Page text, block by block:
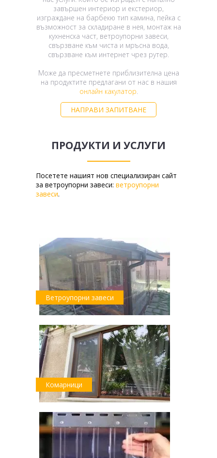
завършен интериор и екстериор,
изграждане на барбекю тип камина, пейка с
възможност за складиране в нея, монтаж на
кухненска част, ветроупорни завеси,
свързване към чиста и мръсна вода,
свързване към интернет чрез рутер.
Може да пресметнете приблизителна цена
на продуктите предлагани от нас в нашия
онлайн какулатор
НАПРАВИ ЗАПИТВАНЕ
ПРОДУКТИ И УСЛУГИ
Посетете нашият нов специализиран сайт
за ветроупорни завеси: ветроупорни
завеси.
Ветроупорни завеси
Комарници